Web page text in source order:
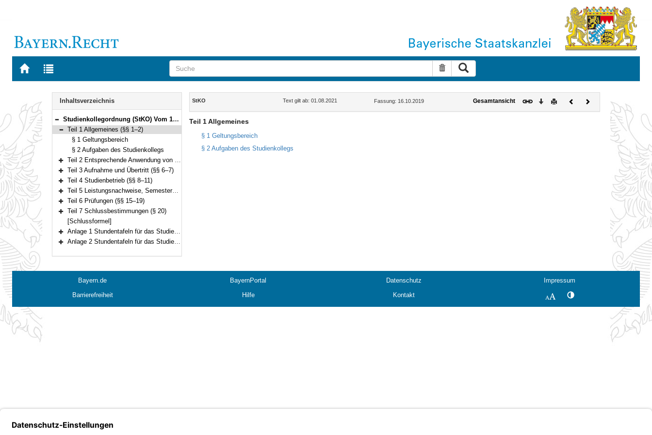
Zur
BAYERN.RECHT
Zur
letzten
Suche zurücksetzen
Navigation
Inhaltsverzeichnis
Bereich reduzieren
Studienkollegordnung (StKO) Vom 16. Oktober 2019 (GVBl. S. 619) BayRS 2235-3-1-K (§§ 1–20)
Bereich reduzieren
Teil 1 Allgemeines (§§ 1–2)
§ 1 Geltungsbereich
§ 2 Aufgaben des Studienkollegs
Bereich erweitern
Teil 2 Entsprechende Anwendung von Bestimmungen, Studierende, Kollegforum (§§ 3–5)
Bereich erweitern
Teil 3 Aufnahme und Übertritt (§§ 6–7)
Bereich erweitern
Teil 4 Studienbetrieb (§§ 8–11)
Bereich erweitern
Teil 5 Leistungsnachweise, Semesternoten, Zeugnisse (§§ 12–14)
Bereich erweitern
Teil 6 Prüfungen (§§ 15–19)
Bereich erweitern
Teil 7 Schlussbestimmungen (§ 20)
[Schlussformel]
Bereich erweitern
Anlage 1 Stundentafeln für das Studienkolleg Univ.
Anlage 2 Stundentafeln für das Studienkolleg FH
Inhalt
StKO Text gilt ab: 01.08.2021 Fassung: 16.10.2019 Gesamtansicht Download
DruckenVorherigesNächstes
Dokument
Teil 1 Allgemeines
§ 1 Geltungsbereich
§ 2 Aufgaben des Studienkollegs
Bayern.de BayernPortal Datenschutz
Impressum
Barrierefreiheit
Hilfe Kontakt SchriftgrößeKontrastwechsel